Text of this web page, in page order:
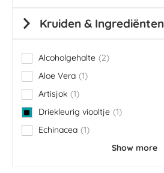
Kruiden & Ingrediënten
Alcoholgehalte 2
items
Aloe Vera 1
item
Artisjok 1
item
Driekleurig viooltje 1
item
Echinacea 1
item
Show more